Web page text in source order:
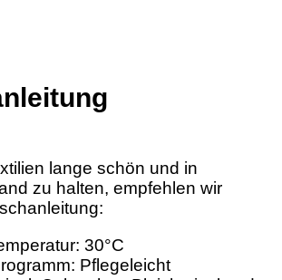
lange schön und in
zu halten, empfehlen wir
30°C
Pflegeleicht